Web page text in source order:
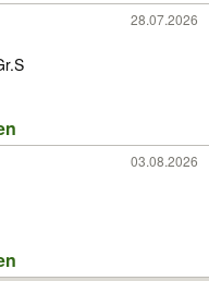
28.07.2026
03.08.2026